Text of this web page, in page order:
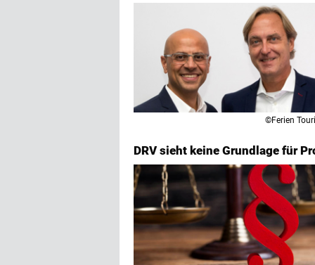
©Ferien
DRV sieht keine Grundlage für